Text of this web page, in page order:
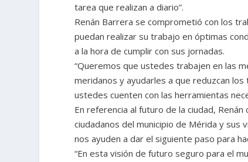
tarea que realizan a diario”.
Renán Barrera se comprometió con los
puedan realizar su trabajo en óptimas
a la hora de cumplir con sus jornadas.
“Queremos que ustedes trabajen en las
meridanos y ayudarles a que reduzcan
ustedes cuenten con las herramientas
En referencia al futuro de la ciudad,
ciudadanos del municipio de Mérida y sus
nos ayuden a dar el siguiente paso para
“En esta visión de futuro seguro para el